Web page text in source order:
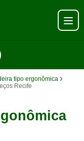
tipo ergonômica
Recife